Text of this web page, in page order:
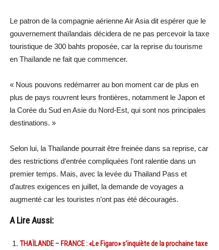
Le patron de la compagnie aérienne Air Asia dit espérer que le
gouvernement thaïlandais décidera de ne pas percevoir la taxe
touristique de 300 bahts proposée, car la reprise du tourisme
en Thaïlande ne fait que commencer.
« Nous pouvons redémarrer au bon moment car de plus en
plus de pays rouvrent leurs frontières, notamment le Japon et
la Corée du Sud en Asie du Nord-Est, qui sont nos principales
destinations. »
Selon lui, la Thaïlande pourrait être freinée dans sa reprise, car
des restrictions d’entrée compliquées l’ont ralentie dans un
premier temps. Mais, avec la levée du Thailand Pass et
d’autres exigences en juillet, la demande de voyages a
augmenté car les touristes n’ont pas été découragés.
A Lire Aussi:
THAÏLANDE – FRANCE : «Le Figaro» s’inquiète de la prochaine taxe